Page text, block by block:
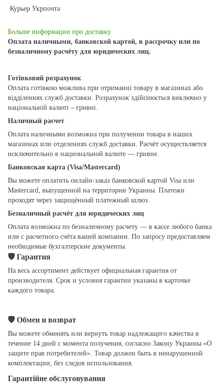
Курьер Укрпочта
Больше информации про доставку
Оплата наличными, банковской картой, в рассрочку или по
безналичному расчёту для юридических лиц.
Готівковий розрахунок
Оплата готівкою можлива при отриманні товару в магазинах або
відділеннях служб доставки. Розрахунок здійснюється виключно у
національній валюті – гривні.
Наличный расчет
Оплата наличными возможна при получении товара в наших
магазинах или отделениях служб доставки. Расчёт осуществляется
исключительно в национальной валюте — гривне.
Банковская карта (Visa/Mastercard)
Вы можете оплатить онлайн-заказ банковской картой Visa или
Mastercard, выпущенной на территории Украины. Платежи
проходят через защищённый платежный шлюз.
Безналичный расчёт для юридических лиц
Оплата возможна по безналичному расчету — в кассе любого банка
или с расчетного счёта вашей компании. По запросу предоставляем
необходимые бухгалтерские документы.
🛡 Гарантия
На весь ассортимент действует официальная гарантия от
производителя. Срок и условия гарантии указаны в карточке
каждого товара.
🛡 Обмен и возврат
Вы можете обменять или вернуть товар надлежащего качества в
течение 14 дней с момента получения, согласно Закону Украины «О
защите прав потребителей». Товар должен быть в ненарушенной
комплектации, без следов использования.
Гарантійне обслуговування